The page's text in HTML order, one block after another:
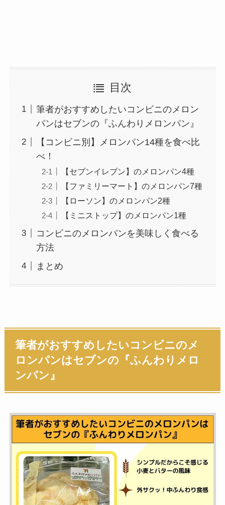
目次
筆者がおすすめしたいコンビニのメロン
パンはセブンの『ふんわりメロンパン』
【コンビニ別】メロンパン14種を食べ比
べ！
【セブンイレブン】のメロンパン4種
【ファミリーマート】のメロンパン7種
【ローソン】のメロンパン2種
【ミニストップ】のメロンパン1種
コンビニのメロンパンを美味しく食べる
方法
まとめ
筆者がおすすめしたいコンビニのメ
ロンパンはセブンの『ふんわりメロ
ンパン』